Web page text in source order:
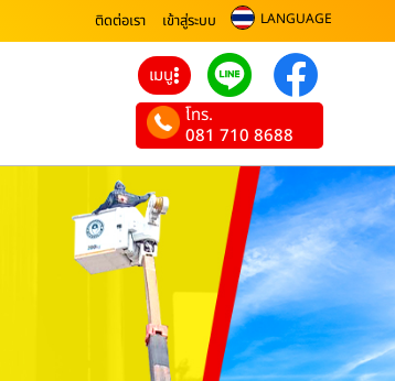
ติดต่อเรา เข้าสู่ระบบ LANGUAGE
เมนู
โทร.
081 710 8688